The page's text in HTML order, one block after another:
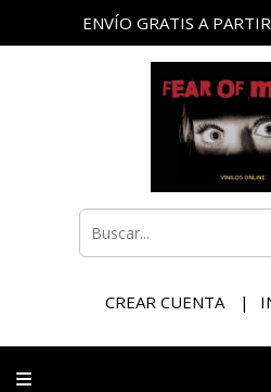
ENVÍO GRATIS A
CREAR CUENTA